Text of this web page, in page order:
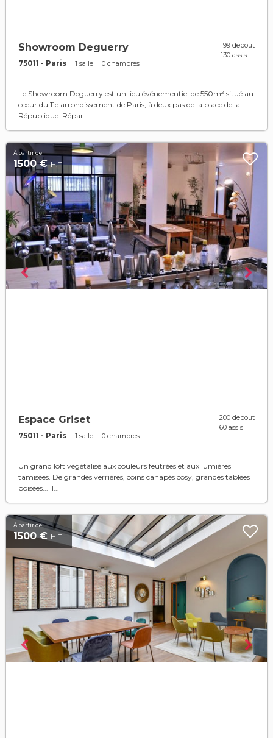
Showroom Deguerry
75011 - Paris 1 salle 0 chambres
199 debout
130 assis
Le Showroom Deguerry est un lieu événementiel de 550m² situé au
cœur du 11e arrondissement de Paris, à deux pas de la place de la
République. Répar...
À partir de
1500 €H.T
Espace Griset
75011 - Paris 1 salle 0 chambres
200 debout
60 assis
Un grand loft végétalisé aux couleurs feutrées et aux lumières
tamisées. De grandes verrières, coins canapés cosy, grandes tablées
boisées... Il...
À partir de
1500 € H.T